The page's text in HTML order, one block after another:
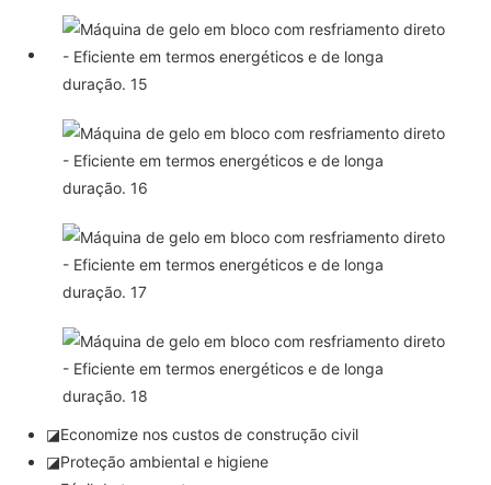
◪Economize nos custos de construção civil
◪Proteção ambiental e higiene